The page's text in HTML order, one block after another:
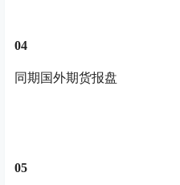
04
同期国外期货报盘
05